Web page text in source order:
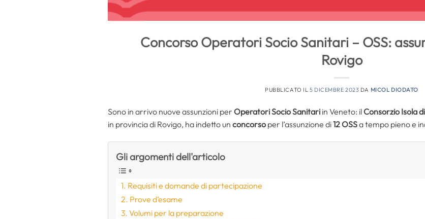
Concorso Operatori Socio Sanitari – OSS:
Rovigo
PUBBLICATO IL 5 DICEMBRE 2023 DA MICOL DIODATO
Sono in arrivo nuove assunzioni per Operatori Socio Sanitari in Veneto: il Consorzio Isola
in provincia di Rovigo, ha indetto un concorso per l’assunzione di12 OSSa tempo pieno e
Gli argomenti dell'articolo
Requisiti e domande di partecipazione
Prove d’esame
Volumi per la preparazione